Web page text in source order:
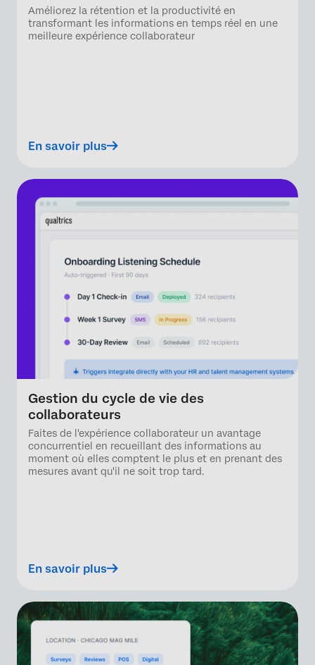
Améliorez la rétention et la productivité en
transformant les informations en temps réel en une
meilleure expérience collaborateur
En savoir plus
Gestion du cycle de vie des
collaborateurs
Faites de l'expérience collaborateur un avantage
concurrentiel en recueillant des informations au
moment où elles comptent le plus et en prenant des
mesures avant qu'il ne soit trop tard.
En savoir plus